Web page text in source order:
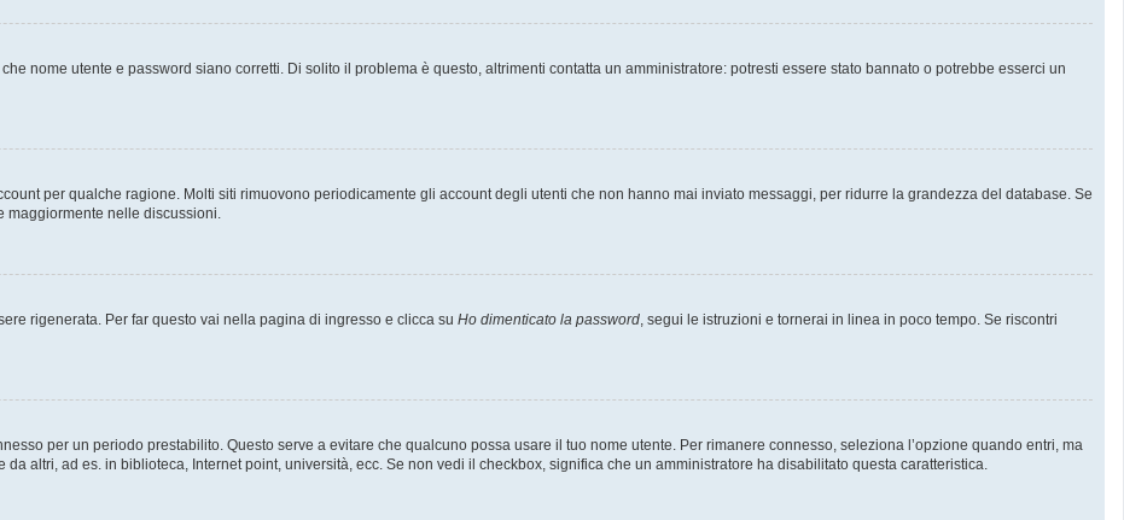
nome utente e password siano corretti. Di solito il problema è questo, altrimenti contatta un amministratore: potresti essere stato bannato o potrebbe esserci un
per qualche ragione. Molti siti rimuovono periodicamente gli account degli utenti che non hanno mai inviato messaggi, per ridurre la grandezza del database. Se
maggiormente nelle discussioni.
rigenerata. Per far questo vai nella pagina di ingresso e clicca su Ho dimenticato la password, segui le istruzioni e tornerai in linea in poco tempo. Se riscontri
per un periodo prestabilito. Questo serve a evitare che qualcuno possa usare il tuo nome utente. Per rimanere connesso, seleziona l’opzione quando entri, ma
altri, ad es. in biblioteca, Internet point, università, ecc. Se non vedi il checkbox, significa che un amministratore ha disabilitato questa caratteristica.